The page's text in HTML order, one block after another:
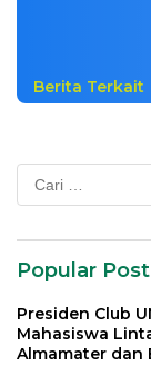
Berita Terkait
Cari
untuk:
Popular Post
Presiden Club
Mahasiswa
Almamater dan